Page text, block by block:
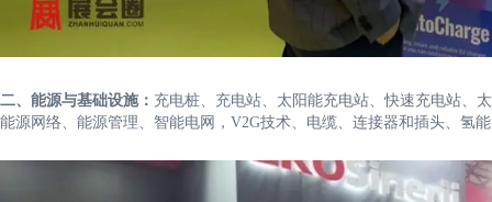
二、能源与基础设施： 充电桩、充电站、太阳能充电站、快速充电站、
能源网络、能源管理、智能电网，V2G技术、电缆、连接器和插头、氢